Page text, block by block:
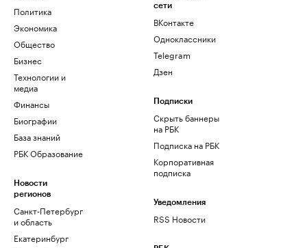
Политика
Экономика
Общество
Бизнес
Технологии и
медиа
Финансы
Биографии
База знаний
РБК Образование
Новости
регионов
Санкт-Петербург
и область
Екатеринбург
сети
ВКонтакте
Одноклассники
Telegram
Дзен
Подписки
Скрыть баннеры
на РБК
Подписка на РБК
Корпоративная
подписка
Уведомления
RSS Новости